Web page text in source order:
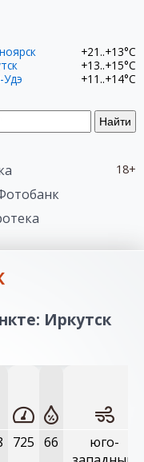
Найти
+21..+13°C
+13..+15°C
Удэ
+11..+14°C
18+
Иркутск
725 66
юго-